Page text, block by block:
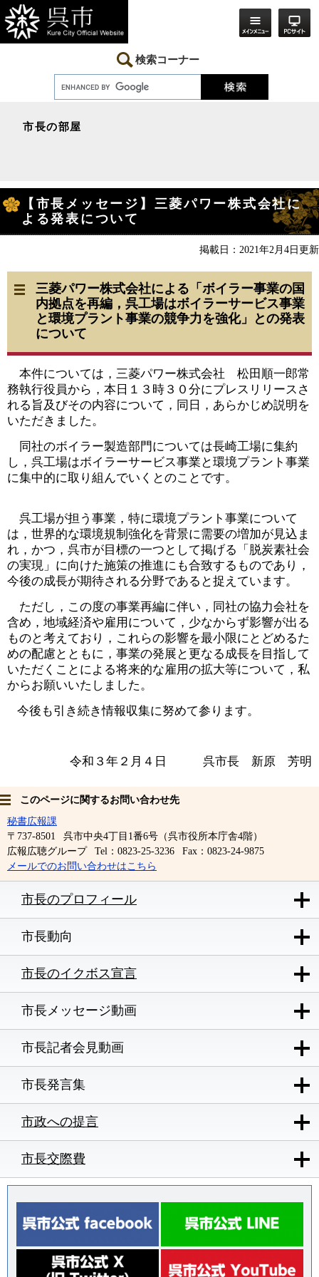
ー
ジ
の
ニ
ュ
ー
検索コーナー
市長の部屋
文
【市長メッセージ】三菱パワー株式会社に
よる発表について
掲載日：2021年2月4日更新
三菱パワー株式会社による「ボイラー事業の国
内拠点を再編，呉工場はボイラーサービス事業
と環境プラント事業の競争力を強化」との発表
について
本件については，三菱パワー株式会社 松田順一郎常
務執行役員から，本日１３時３０分にプレスリリースさ
れる旨及びその内容について，同日，あらかじめ説明を
いただきました。
同社のボイラー製造部門については長崎工場に集約
し，呉工場はボイラーサービス事業と環境プラント事業
に集中的に取り組んでいくとのことです。
呉工場が担う事業，特に環境プラント事業について
は，世界的な環境規制強化を背景に需要の増加が見込ま
れ，かつ，呉市が目標の一つとして掲げる「脱炭素社会
の実現」に向けた施策の推進にも合致するものであり，
今後の成長が期待される分野であると捉えています。
ただし，この度の事業再編に伴い，同社の協力会社を
含め，地域経済や雇用について，少なからず影響が出る
ものと考えており，これらの影響を最小限にとどめるた
めの配慮とともに，事業の発展と更なる成長を目指して
いただくことによる将来的な雇用の拡大等について，私
からお願いいたしました。
今後も引き続き情報収集に努めて参ります。
令和３年２月４日 呉市長 新原 芳明
このページに関するお問い合わせ先
秘書広報課
〒737-8501
呉市中央4丁目1番6号（呉市役所本庁舎4階）
広報広聴グループ
Tel：0823-25-3236
Fax：0823-24-9875
メールでのお問い合わせはこちら
市長のプロフィール
市長動向
市長のイクボス宣言
市長メッセージ動画
市長記者会見動画
市長発言集
市政への提言
市長交際費